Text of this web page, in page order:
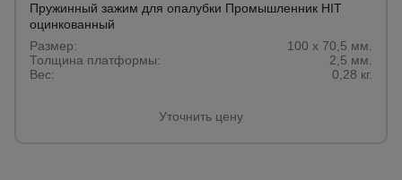
Пружинный зажим для опалубки Промышленник HIT
оцинкованный
Размер:
100 х 70,5 мм.
Толщина платформы:
2,5 мм.
Вес:
0,28 кг.
Уточнить цену